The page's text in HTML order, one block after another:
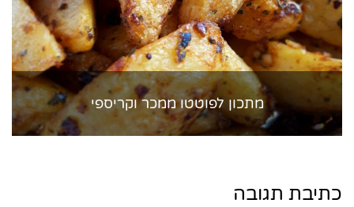
מתכון לפוטטו ממכר וקריספי
כתיבת תגובה